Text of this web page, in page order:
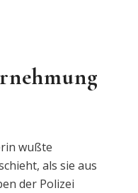
wußte
als sie aus
der Polizei